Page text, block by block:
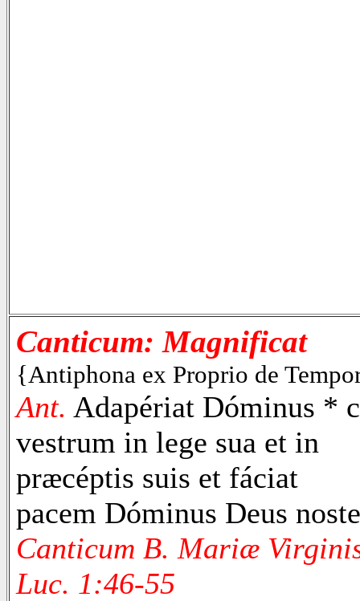
Canticum: Magnificat
{Antiphona ex Proprio de
Ant. Adapériat Dóminus *
vestrum in lege sua et in
præcéptis suis et fáciat
pacem Dóminus Deus
Canticum B. Mariæ
Luc. 1:46-55